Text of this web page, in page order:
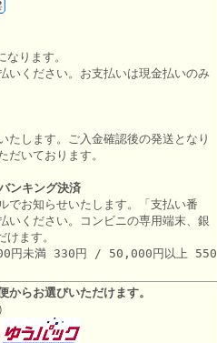
なります。
いください。お支払いは現金払いのみ
たします。ご入金確認後の発送となり
だいております。
ンキング決済
でお知らせいたします。「支払い番
いください。コンビニの専用端末、銀
ます。
円未満 330円 / 50,000円以上 550
からお選びいただけます。